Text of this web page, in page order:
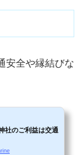
安全や縁結びな
社のご利益は交通